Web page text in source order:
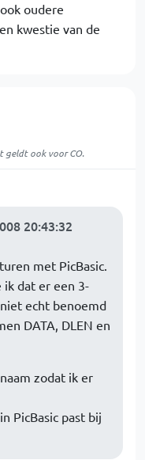
oudere
kwestie van de
geldt ook voor CO.
20:43:32
met PicBasic.
ik dat er een 3-
echt benoemd
DATA, DLEN en
zodat ik er
PicBasic past bij